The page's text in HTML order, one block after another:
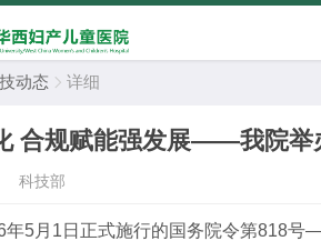
动态  详细
合规赋能强发展——我院举
科技部
年5月1日正式施行的国务院令第818号